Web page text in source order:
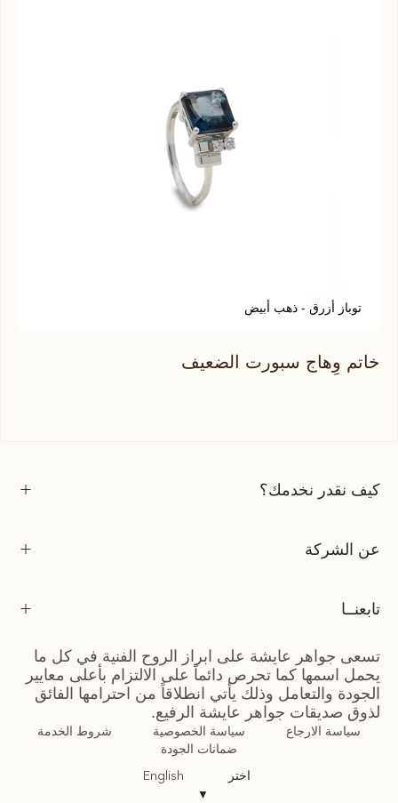
توباز أزرق - ذهب أبيض
خاتم وِهاج سبورت الضعيف
كيف نقدر نخدمك؟
عن الشركة
تابعنــا
تسعى جواهر عايشة على ابراز الروح الفنية في كل ما
يحمل اسمها كما تحرص دائماً على الالتزام بأعلى معايير
الجودة والتعامل وذلك يأتي انطلاقاً من احترامها الفائق
لذوق صديقات جواهر عايشة الرفيع.
سياسة الارجاع سياسة الخصوصية
شروط الخدمة
ضمانات الجودة
اختر
▼
English